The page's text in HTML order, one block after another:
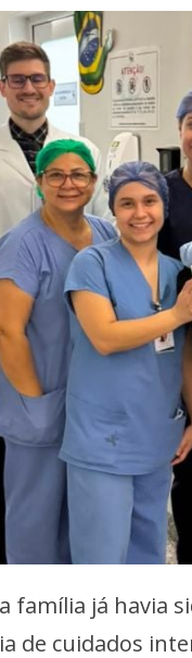
família já havia
de cuidados